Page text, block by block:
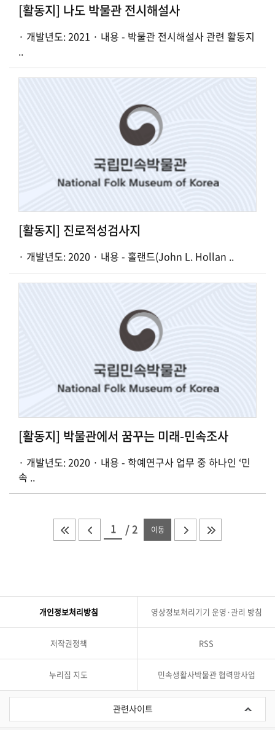
[활동지] 나도 박물관 전시해설사
· 개발년도: 2021 · 내용 - 박물관 전시해설사 관련 활동지
..
[활동지] 진로적성검사지
· 개발년도: 2020 · 내용 - 홀랜드(John L. Hollan ..
[활동지] 박물관에서 꿈꾸는 미래-민속조사
· 개발년도: 2020 · 내용 - 학예연구사 업무 중 하나인 ‘민
속 ..
/ 2 이동
개인정보처리방침 영상정보처리기기 운영·관리 방침
저작권정책 RSS
누리집 지도 민속생활사박물관 협력망사업
관
관련사이트